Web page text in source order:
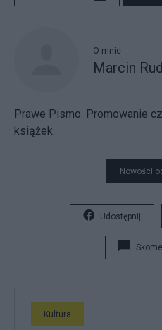
O mnie
Marcin
Prawe Pismo. Promowanie
książek.
Nowości
Udostępnij
Kultura